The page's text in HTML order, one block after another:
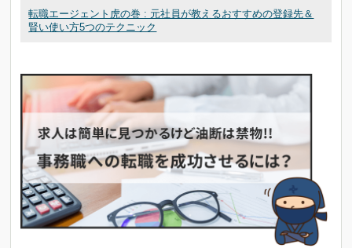
転職エージェント虎の巻 : 元社員が教えるおすすめの登録先＆
賢い使い方5つのテクニック